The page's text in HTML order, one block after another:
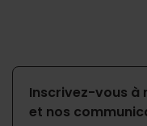
Inscrivez-vous à
et nos